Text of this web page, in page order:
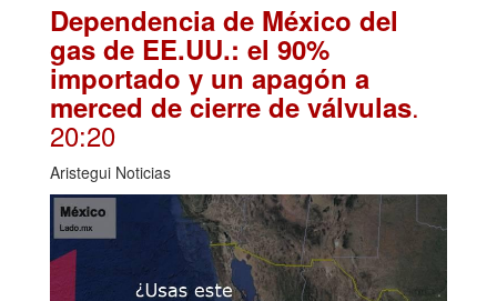
Dependencia de México del
gas de EE.UU.: el 90%
importado y un apagón a
merced de cierre de válvulas.
20:20
Aristegui Noticias